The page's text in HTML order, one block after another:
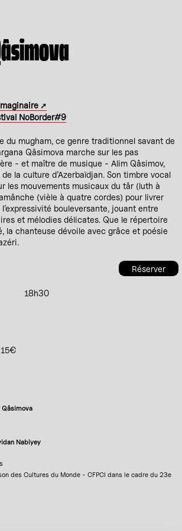
NoBorder#9
du mugham, ce genre traditionnel savant de
Qâsimova marche sur les pas
- et maître de musique - Alim Qâsimov,
la culture d’Azerbaïdjan. Son timbre vocal
les mouvements musicaux du târ (luth à
(vièle à quatre cordes) pour livrer
bouleversante, jouant entre
et mélodies délicates. Que le répertoire
la chanteuse dévoile avec grâce et poésie
Réserver
18h30
Qâsimova
Nabiyey
des Cultures du Monde - CFPCI dans le cadre du 23e